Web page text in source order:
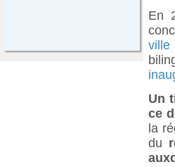
En
ville
Un
ce
la
du